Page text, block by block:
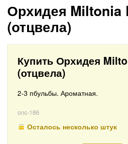
Орхидея Miltonia
(отцвела)
Купить Орхидея
(отцвела)
2-3 пбульбы. Ароматная.
onc-186
Осталось несколько штук